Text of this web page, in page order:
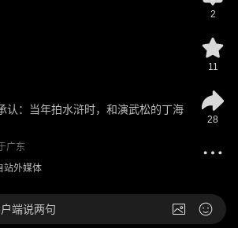
认：当年拍水浒时，和演武松的丁海
广东
站外媒体
2
11
28
端说两句